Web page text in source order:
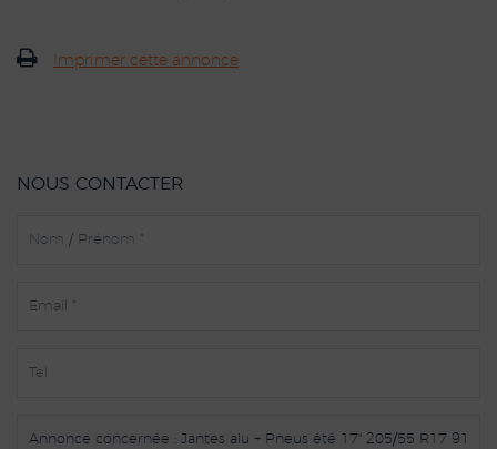
Imprimer cette annonce
NOUS CONTACTER